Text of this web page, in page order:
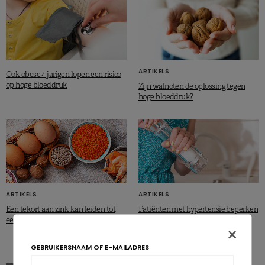
Ook obese 4-jarigen lopen een risico
op hoge bloeddruk
ARTIKELS
Zijn walnoten de oplossing tegen
hoge bloeddruk?
ARTIKELS
Een tekort aan zink kan leiden tot
een hoge bloeddruk
ARTIKELS
Patiënten met hypertensie beperken
×
GEBRUIKERSNAAM OF E-MAILADRES